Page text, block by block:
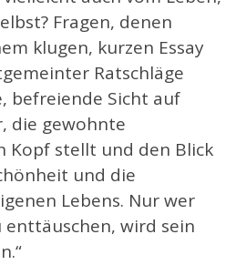
Fragen, denen
klugen, kurzen Essay
Ratschläge
befreiende Sicht auf
die gewohnte
Kopf stellt und den Blick
und die
Lebens. Nur wer
wird sein